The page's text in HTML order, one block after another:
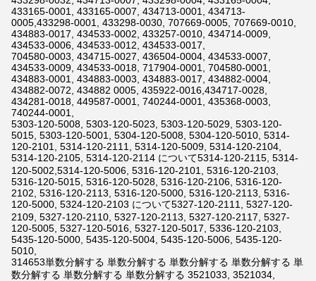
433165-0001, 433165-0007, 434713-0001, 434713-
0005,433298-0001, 433298-0030, 707669-0005, 707669-0010,
434883-0017, 434533-0002, 433257-0010, 434714-0009,
434533-0006, 434533-0012, 434533-0017,
704580-0003, 434715-0027, 436504-0004, 434533-0007,
434533-0009, 434533-0018, 717904-0001, 704580-0001,
434883-0001, 434883-0003, 434883-0017, 434882-0004,
434882-0072, 434882 0005, 435922-0016,434717-0028,
434281-0018, 449587-0001, 740244-0001, 435368-0003,
740244-0001,
5303-120-5008, 5303-120-5023, 5303-120-5029, 5303-120-
5015, 5303-120-5001, 5304-120-5008, 5304-120-5010, 5314-
120-2101, 5314-120-2111, 5314-120-5009, 5314-120-2104,
5314-120-2105, 5314-120-2114 について5314-120-2115, 5314-
120-5002,5314-120-5006, 5316-120-2101, 5316-120-2103,
5316-120-5015, 5316-120-5028, 5316-120-2106, 5316-120-
2102, 5316-120-2113, 5316-120-5000, 5316-120-2113, 5316-
120-5000, 5324-120-2103 について5327-120-2111, 5327-120-
2109, 5327-120-2110, 5327-120-2113, 5327-120-2117, 5327-
120-5005, 5327-120-5016, 5327-120-5017, 5336-120-2103,
5435-120-5000, 5435-120-5004, 5435-120-5006, 5435-120-
5010,
314653単数分解する 単数分解する 単数分解する 単数分解する 単
数分解する 単数分解する 単数分解する 3521033, 3521034,